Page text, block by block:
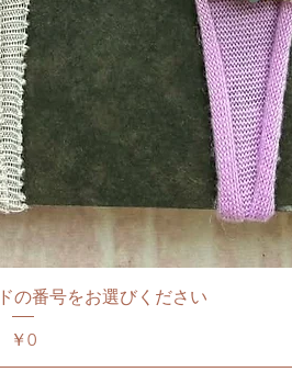
の番号をお選びください
価格
￥0